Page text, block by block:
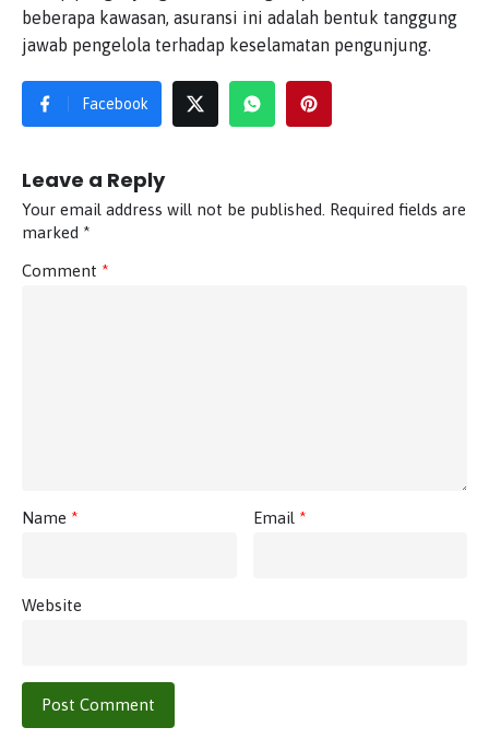
beberapa kawasan, asuransi ini adalah bentuk tanggung
jawab pengelola terhadap keselamatan pengunjung.
Facebook
Leave a Reply
Your email address will not be published. Required fields are
marked *
Comment *
Name * Email *
Website